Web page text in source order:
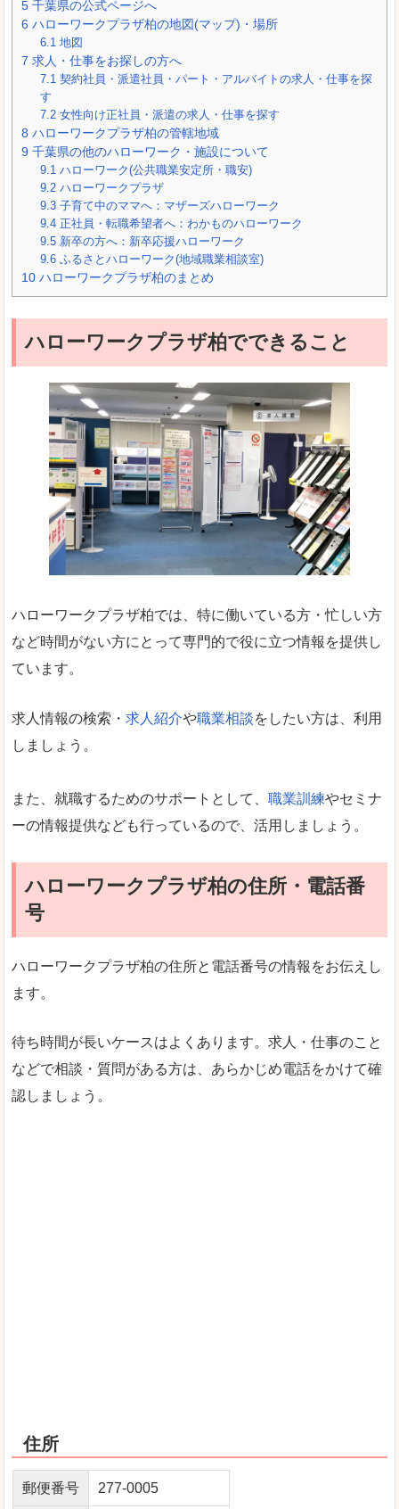
5 千葉県の公式ページへ
6 ハローワークプラザ柏の地図(マップ)・場所
6.1 地図
7 求人・仕事をお探しの方へ
7.1 契約社員・派遣社員・パート・アルバイトの求人・仕事を探
す
7.2 女性向け正社員・派遣の求人・仕事を探す
8 ハローワークプラザ柏の管轄地域
9 千葉県の他のハローワーク・施設について
9.1 ハローワーク(公共職業安定所・職安)
9.2 ハローワークプラザ
9.3 子育て中のママへ：マザーズハローワーク
9.4 正社員・転職希望者へ：わかものハローワーク
9.5 新卒の方へ：新卒応援ハローワーク
9.6 ふるさとハローワーク(地域職業相談室)
10 ハローワークプラザ柏のまとめ
ハローワークプラザ柏でできること
ハローワークプラザ柏では、特に働いている方・忙しい方
など時間がない方にとって専門的で役に立つ情報を提供し
ています。
求人情報の検索・ 求人紹介や職業相談をしたい方は、利用
しましょう。
また、就職するためのサポートとして、 職業訓練やセミナ
ーの情報提供なども行っているので、活用しましょう。
ハローワークプラザ柏の住所・電話番
号
ハローワークプラザ柏の住所と電話番号の情報をお伝えし
ます。
待ち時間が長いケースはよくあります。求人・仕事のこと
などで相談・質問がある方は、あらかじめ電話をかけて確
認しましょう。
住所
郵便番号 277-0005